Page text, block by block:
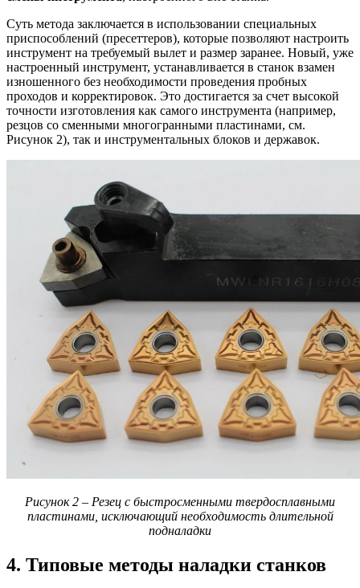
Суть метода заключается в использовании специальных
приспособлений (пресеттеров), которые позволяют настроить
инструмент на требуемый вылет и размер заранее. Новый, уже
настроенный инструмент, устанавливается в станок взамен
изношенного без необходимости проведения пробных
проходов и корректировок. Это достигается за счет высокой
точности изготовления как самого инструмента (например,
резцов со сменными многогранными пластинами, см.
Рисунок 2), так и инструментальных блоков и державок.
Рисунок 2 – Резец с быстросменными твердосплавными
пластинами, исключающий необходимость длительной
подналадки
4. Типовые методы наладки станков